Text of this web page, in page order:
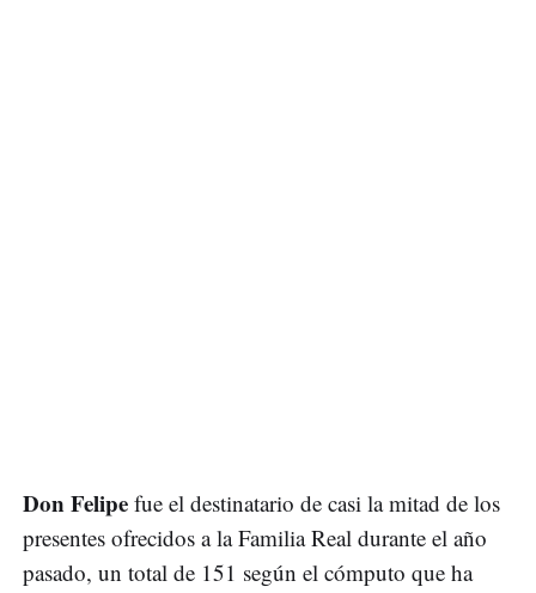
Don Felipe fue el destinatario de casi la mitad de los
presentes ofrecidos a la Familia Real durante el año
pasado, un total de 151 según el cómputo que ha